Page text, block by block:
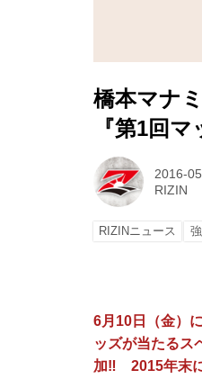
橋本マナ
『第1回
2016-
RIZIN
RIZINニュース
6月10日（金）
ッズが当たるス
加‼︎ 2015年末